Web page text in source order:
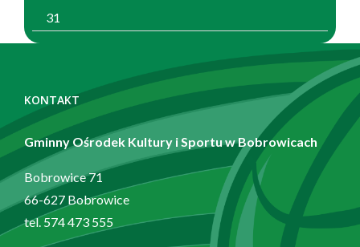
31
również
KONTAKT
Gminny Ośrodek Kultury i Sportu w Bobrowicach
Bobrowice 71
66-627 Bobrowice
tel. 574 473 555